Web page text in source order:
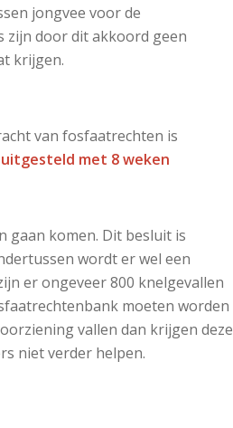
jongvee voor de
zijn door dit akkoord geen
krijgen.
van fosfaatrechten is
met 8 weken
gaan komen. Dit besluit is
wordt er wel een
er ongeveer 800 knelgevallen
moeten worden
vallen dan krijgen deze
niet verder helpen.